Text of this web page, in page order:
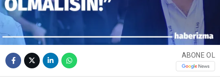
ABONE OL